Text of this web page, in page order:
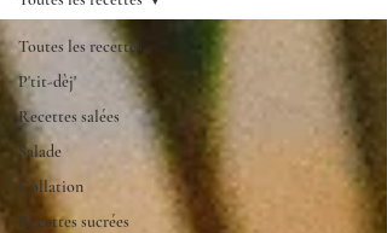
Toutes les recettes
P'tit-dèj'
Recettes salées
Salade
Collation
Recettes sucrées